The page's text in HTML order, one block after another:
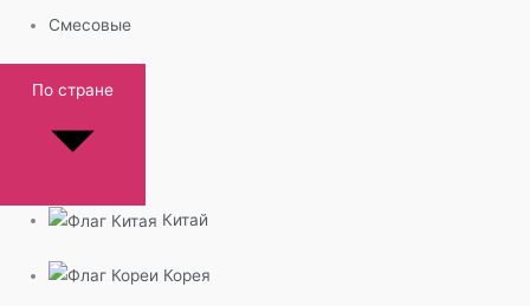
Смесовые
По стране
Китай
Корея